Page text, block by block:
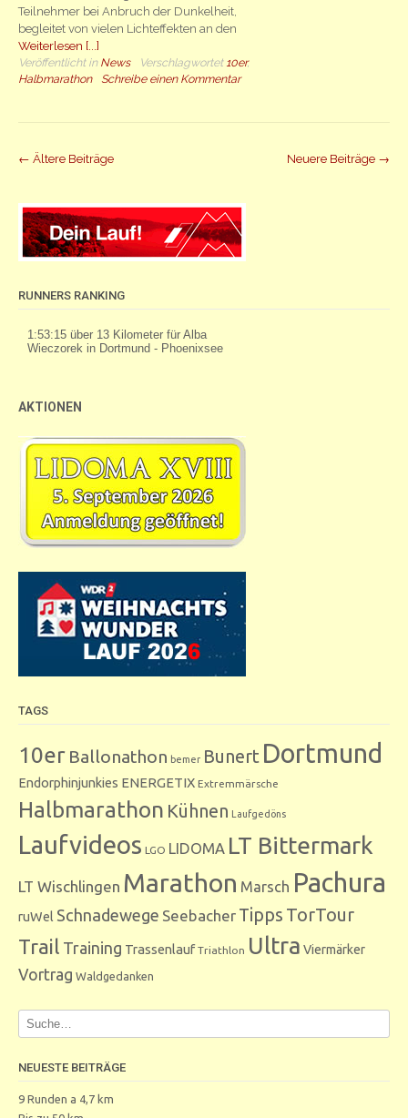
Teilnehmer bei Anbruch der Dunkelheit,
begleitet von vielen Lichteffekten an den
Weiterlesen [...]
Veröffentlicht in News Verschlagwortet 10er,
Halbmarathon
Schreibe einen Kommentar
Beiträge
← Ältere Beiträge Neuere Beiträge →
RUNNERS RANKING
AKTIONEN
TAGS
10er Ballonathon bemer Bunert Dortmund
Endorphinjunkies ENERGETIX Extremmärsche
Halbmarathon Kühnen Laufgedöns
Laufvideos LGO LIDOMA LT Bittermark
LT Wischlingen Marathon Marsch Pachura
ruWel Schnadewege Seebacher Tipps TorTour
Trail Training Trassenlauf Triathlon Ultra Viermärker
Vortrag Waldgedanken
NEUESTE BEITRÄGE
9 Runden a 4,7 km